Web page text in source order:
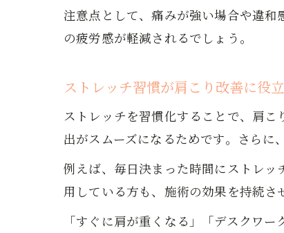
注意点として、痛みが強い場合や違
の疲労感が軽減されるでしょう。
ストレッチ習慣が肩こり改善に役
ストレッチを習慣化することで、肩
出がスムーズになるためです。さらに
例えば、毎日決まった時間にストレ
用している方も、施術の効果を持続さ
「すぐに肩が重くなる」「デスクワ